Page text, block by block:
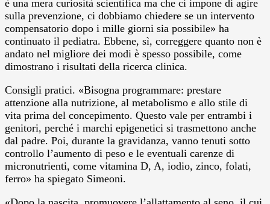
è una mera curiosità scientifica ma che ci impone di agire
sulla prevenzione, ci dobbiamo chiedere se un intervento
compensatorio dopo i mille giorni sia possibile» ha
continuato il pediatra. Ebbene, sì, correggere quanto non è
andato nel migliore dei modi è spesso possibile, come
dimostrano i risultati della ricerca clinica.
Consigli pratici. «Bisogna programmare: prestare
attenzione alla nutrizione, al metabolismo e allo stile di
vita prima del concepimento. Questo vale per entrambi i
genitori, perché i marchi epigenetici si trasmettono anche
dal padre. Poi, durante la gravidanza, vanno tenuti sotto
controllo l’aumento di peso e le eventuali carenze di
micronutrienti, come vitamina D, A, iodio, zinco, folati,
ferro» ha spiegato Simeoni.